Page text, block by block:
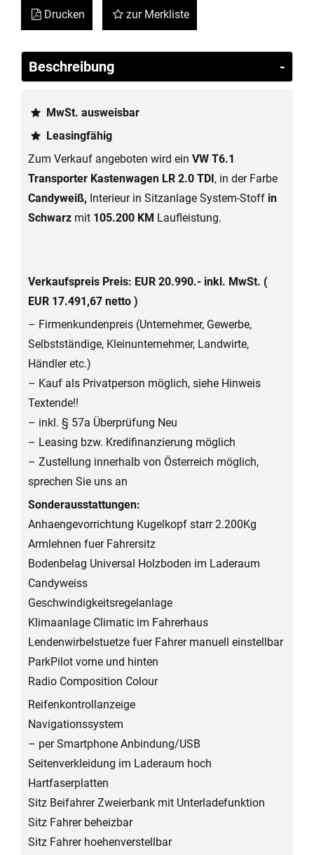
Drucken zur Merkliste
Beschreibung
MwSt. ausweisbar
Leasingfähig
Zum Verkauf angeboten wird ein VW T6.1
Transporter Kastenwagen LR 2.0 TDI , in der Farbe
Candyweiß, Interieur in Sitzanlage System-Stoff in
Schwarz mit 105.200 KM Laufleistung.
Verkaufspreis Preis: EUR 20.990.- inkl. MwSt. (
EUR 17.491,67 netto )
– Firmenkundenpreis (Unternehmer, Gewerbe,
Selbstständige, Kleinunternehmer, Landwirte,
Händler etc.)
– Kauf als Privatperson möglich, siehe Hinweis
Textende!!
– inkl. § 57a Überprüfung Neu
– Leasing bzw. Kredifinanzierung möglich
– Zustellung innerhalb von Österreich möglich,
sprechen Sie uns an
Sonderausstattungen:
Anhaengevorrichtung Kugelkopf starr 2.200Kg
Armlehnen fuer Fahrersitz
Bodenbelag Universal Holzboden im Laderaum
Candyweiss
Geschwindigkeitsregelanlage
Klimaanlage Climatic im Fahrerhaus
Lendenwirbelstuetze fuer Fahrer manuell einstellbar
ParkPilot vorne und hinten
Radio Composition Colour
Reifenkontrollanzeige
Navigationssystem
– per Smartphone Anbindung/USB
Seitenverkleidung im Laderaum hoch
Hartfaserplatten
Sitz Beifahrer Zweierbank mit Unterladefunktion
Sitz Fahrer beheizbar
Sitz Fahrer hoehenverstellbar